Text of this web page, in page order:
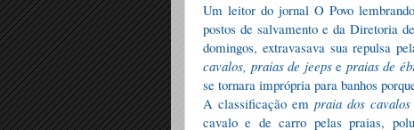
Um leitor do jornal O Povo
postos de salvamento e da Diretoria
domingos, extravasava sua repulsa
cavalos, praias de jeepse praias de
se tornara imprópria para banhos
A classificação em praia dos cavalos
cavalo e de carro pelas praias,